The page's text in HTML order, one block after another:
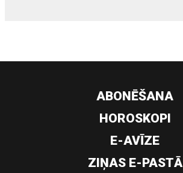
ABONĒŠANA
HOROSKOPI
E-AVĪZE
ZIŅAS E-PASTĀ